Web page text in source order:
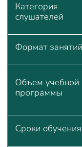
Категория
слушателей
Формат занятий
Объем учебной
программы
Сроки обучения